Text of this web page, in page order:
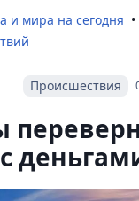
и мира на сегодня
Происшествия